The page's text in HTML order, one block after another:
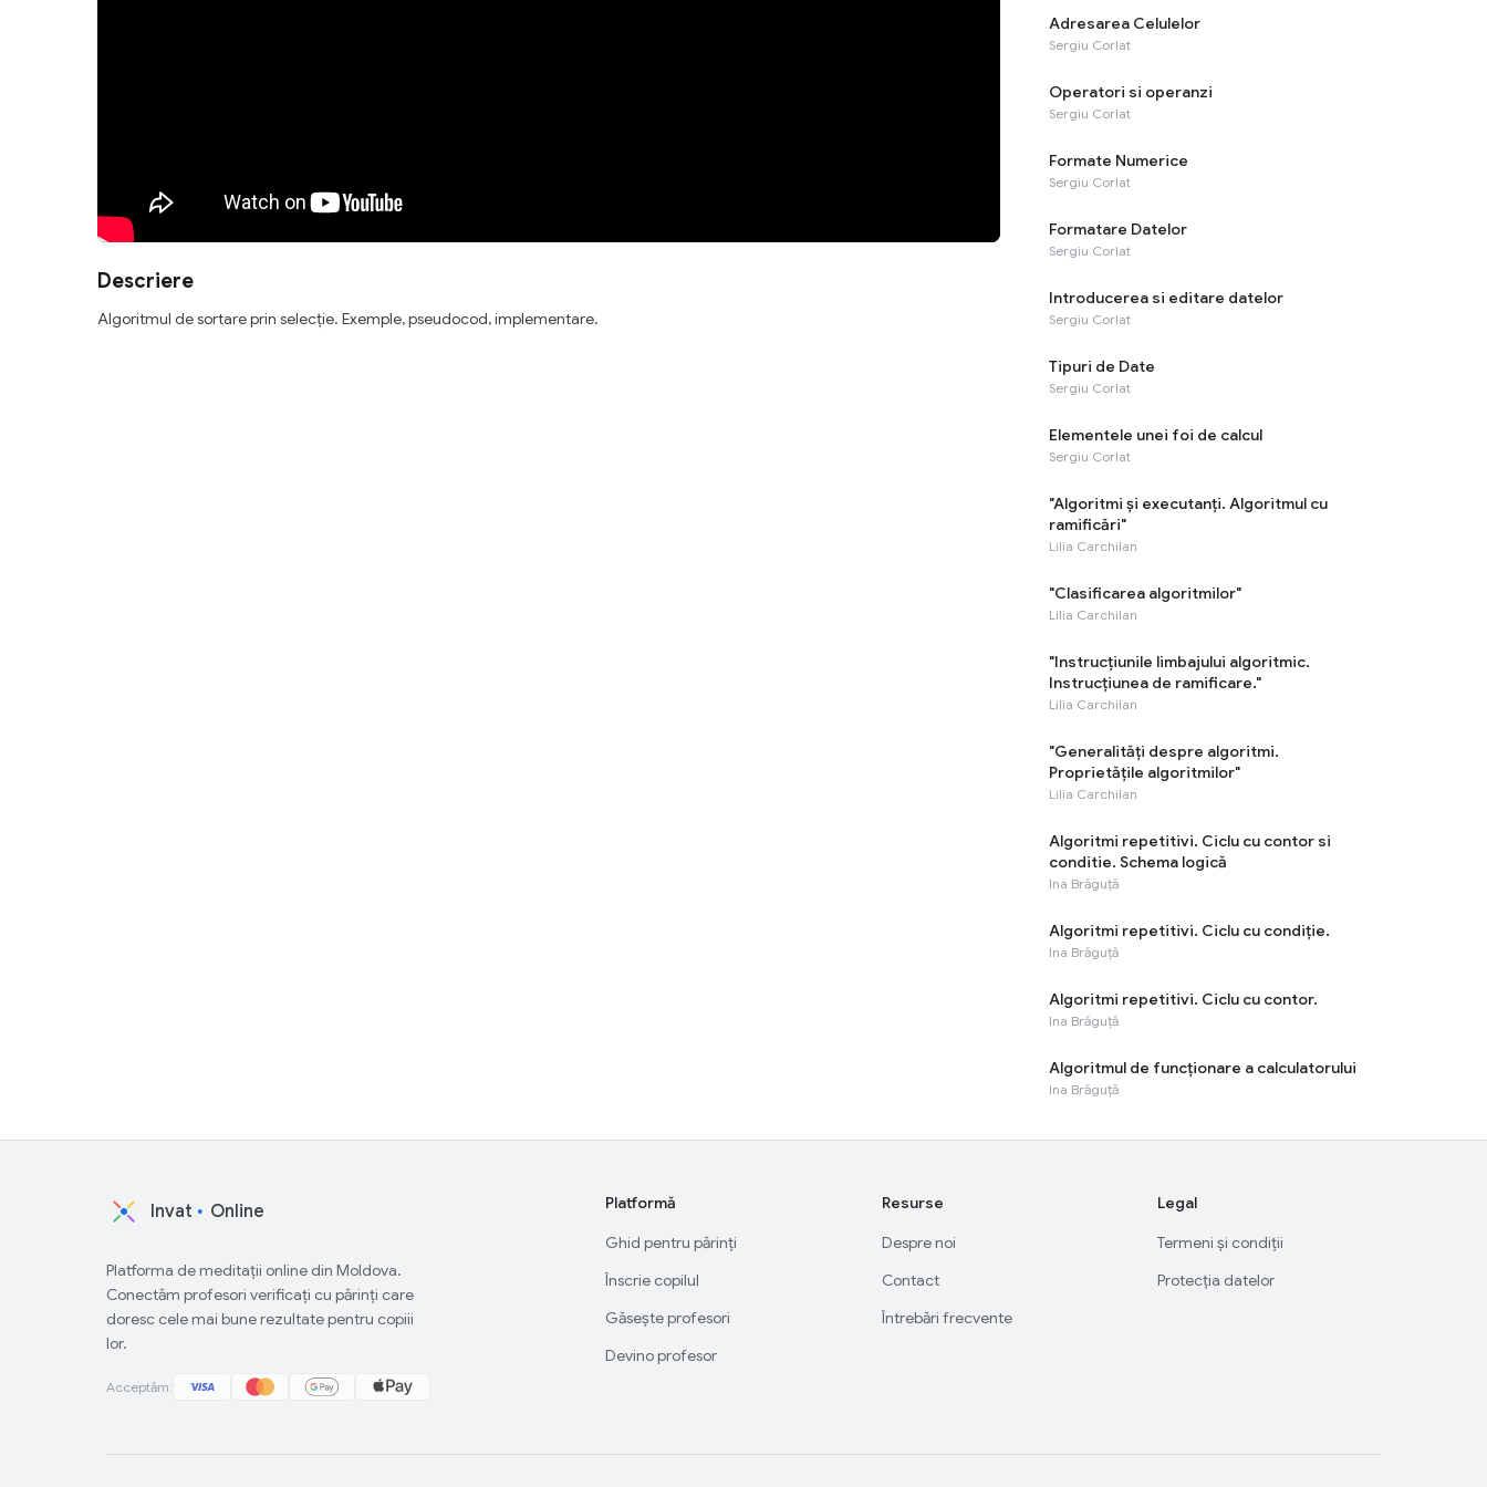
Descriere
Algoritmul de sortare prin selecție. Exemple, pseudocod, implementare.
Adresarea Celulelor
Sergiu Corlat
Operatori si operanzi
Sergiu Corlat
Formate Numerice
Sergiu Corlat
Formatare Datelor
Sergiu Corlat
Introducerea si editare datelor
Sergiu Corlat
Tipuri de Date
Sergiu Corlat
Elementele unei foi de calcul
Sergiu Corlat
"Algoritmi și executanți. Algoritmul cu
ramificări"
Lilia Carchilan
"Clasificarea algoritmilor"
Lilia Carchilan
"Instrucțiunile limbajului algoritmic.
Instrucțiunea de ramificare."
Lilia Carchilan
"Generalități despre algoritmi.
Proprietățile algoritmilor"
Lilia Carchilan
Algoritmi repetitivi. Ciclu cu contor si
conditie. Schema logică
Ina Brăguță
Algoritmi repetitivi. Ciclu cu condiție.
Ina Brăguță
Algoritmi repetitivi. Ciclu cu contor.
Ina Brăguță
Algoritmul de funcționare a calculatorului
Ina Brăguță
Invat Online
Platforma de meditații online din Moldova.
Conectăm profesori verificați cu părinți care
doresc cele mai bune rezultate pentru copiii
lor.
Acceptăm:
Platformă
Ghid pentru părinți
Înscrie copilul
Găsește profesori
Devino profesor
Resurse
Despre noi
Contact
Întrebări frecvente
Legal
Termeni și condiții
Protecția datelor